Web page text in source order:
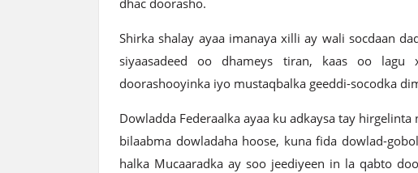
dhac doorasho.
Shirka shalay ayaa imanaya xilli ay wali socdaan
siyaasadeed oo dhameys tiran, kaas oo lagu
doorashooyinka iyo mustaqbalka geeddi-socodka
Dowladda Federaalka ayaa ku adkaysa tay
bilaabma dowladaha hoose, kuna fida dowlad-
halka Mucaaradka ay soo jeediyeen in la qabto